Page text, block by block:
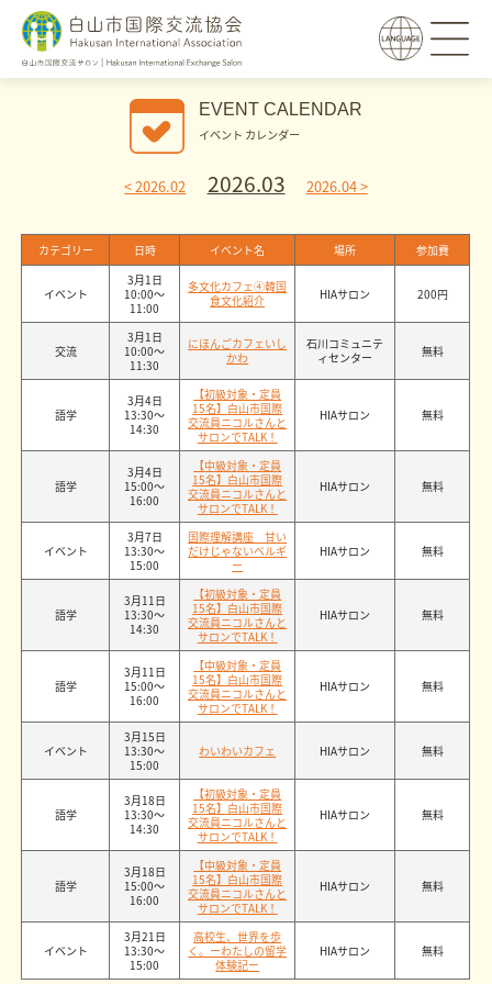
EVENT CALENDAR
イベント カレンダー
< 2026.02 2026.03 2026.04 >
カテゴリー 日時 イベント名 場所 参加費
イベント
3月1日
10:00〜
11:00
多文化カフェ④韓国
食文化紹介
HIAサロン 200円
交流
3月1日
10:00〜
11:30
にほんごカフェいし
かわ
石川コミュニテ
ィセンター
無料
語学
3月4日
13:30〜
14:30
【初級対象・定員
15名】白山市国際
交流員ニコルさんと
サロンでTALK！
HIAサロン 無料
語学
3月4日
15:00〜
16:00
【中級対象・定員
15名】白山市国際
交流員ニコルさんと
サロンでTALK！
HIAサロン 無料
イベント
3月7日
13:30〜
15:00
国際理解講座 甘い
だけじゃないベルギ
ー
HIAサロン 無料
語学
3月11日
13:30〜
14:30
【初級対象・定員
15名】白山市国際
交流員ニコルさんと
サロンでTALK！
HIAサロン 無料
語学
3月11日
15:00〜
16:00
【中級対象・定員
15名】白山市国際
交流員ニコルさんと
サロンでTALK！
HIAサロン 無料
イベント
3月15日
13:30〜
15:00
わいわいカフェ HIAサロン 無料
語学
3月18日
13:30〜
14:30
【初級対象・定員
15名】白山市国際
交流員ニコルさんと
サロンでTALK！
HIAサロン 無料
語学
3月18日
15:00〜
16:00
【中級対象・定員
15名】白山市国際
交流員ニコルさんと
サロンでTALK！
HIAサロン 無料
イベント
3月21日
13:30〜
15:00
高校生、世界を歩
く。ーわたしの留学
体験記ー
HIAサロン 無料